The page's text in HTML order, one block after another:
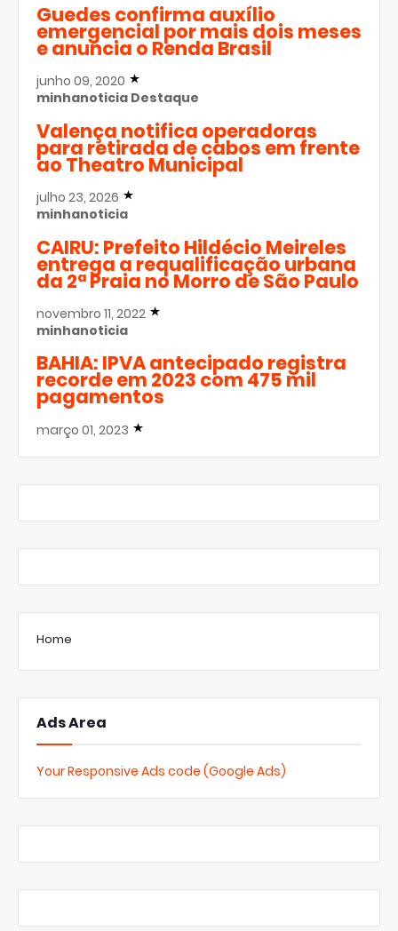
Guedes confirma auxílio
emergencial por mais dois meses
e anuncia o Renda Brasil
junho 09, 2020
minhanoticia Destaque
Valença notifica operadoras
para retirada de cabos em frente
ao Theatro Municipal
julho 23, 2026
minhanoticia
CAIRU: Prefeito Hildécio Meireles
entrega a requalificação urbana
da 2ª Praia no Morro de São Paulo
novembro 11, 2022
minhanoticia
BAHIA: IPVA antecipado registra
recorde em 2023 com 475 mil
pagamentos
março 01, 2023
Home
Ads Area
Your Responsive Ads code (Google Ads)